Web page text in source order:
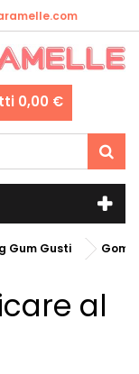
0,00 €
Gum Gusti
al